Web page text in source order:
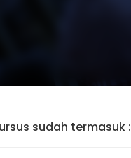
sudah termasuk :